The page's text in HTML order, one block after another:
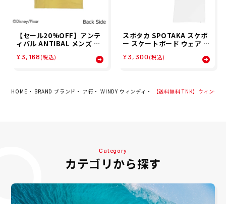
【セール20%OFF】アンテ
ィバル ANTIBAL メンズ 半
空紡糸天竺 プリント S/S BI
¥3,168 (税込)
スポタカ SPOTAKA スケボ
ー スケートボード ウェア ス
スポタコ SPOTAKA × OS
¥3,300 (税込)
HOME BRAND ブランド ア行 WINDY ウィンディ 【送料無料 TNK】ウィンデ
Category
カテゴリから探す